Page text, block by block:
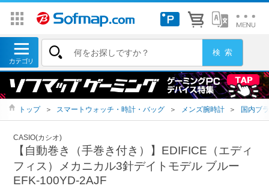
トップ ＞ スマートウォッチ・時計・バッグ ＞ メンズ腕時計 ＞ 国内ブ
CASIO(カシオ)
【自動巻き（手巻き付き）】EDIFICE（エディ
フィス）メカニカル3針デイトモデル ブルー
EFK-100YD-2AJF